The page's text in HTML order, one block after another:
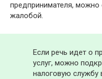
предпринимателя,
жалобой.
Если речь идет о
услуг, можно
налоговую службу